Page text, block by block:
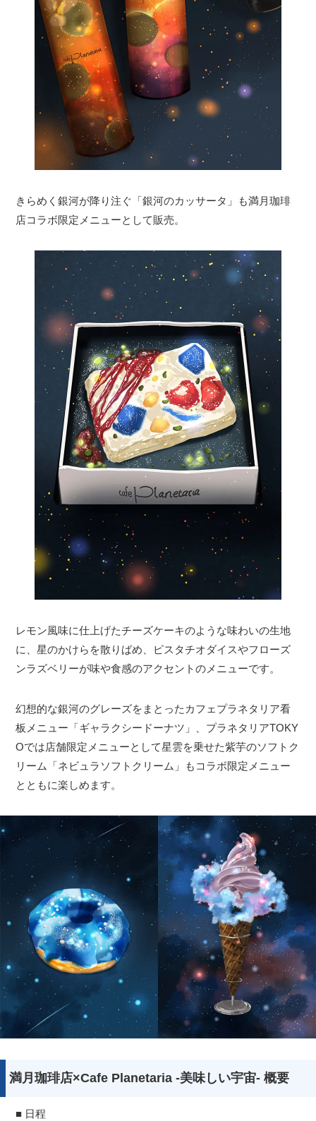
きらめく銀河が降り注ぐ「銀河のカッサータ」も満月珈琲
店コラボ限定メニューとして販売。
レモン風味に仕上げたチーズケーキのような味わいの生地
に、星のかけらを散りばめ、ピスタチオダイスやフローズ
ンラズベリーが味や食感のアクセントのメニューです。
幻想的な銀河のグレーズをまとったカフェプラネタリア看
板メニュー「ギャラクシードーナツ」、プラネタリアTOKY
Oでは店舗限定メニューとして星雲を乗せた紫芋のソフトク
リーム「ネビュラソフトクリーム」もコラボ限定メニュー
とともに楽しめます。
満月珈琲店×Cafe Planetaria -美味しい宇宙- 概要
■ 日程